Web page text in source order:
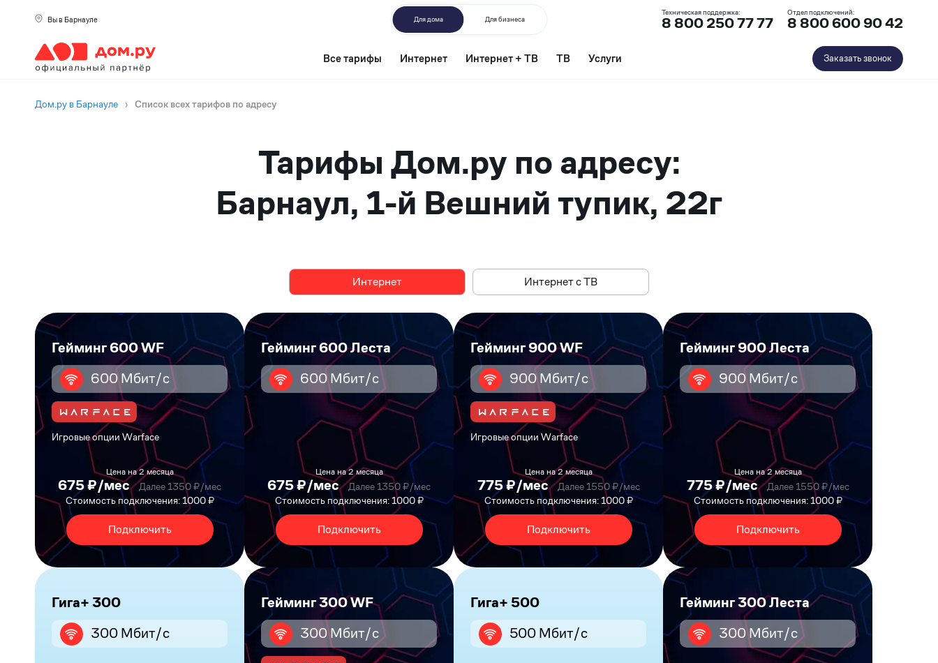
Вы в Барнауле Для дома Для бизнеса
Техническая поддержка:
8 800 250 77 77
Отдел подключений:
8 800 600 90 42
Все тарифы Интернет Интернет + ТВ ТВ Услуги Заказать звонок
Дом.ру в Барнауле › Список всех тарифов по адресу
Тарифы Дом.ру по адресу:
Барнаул, 1-й Вешний тупик, 22г
Интернет
Интернет Интернет с ТВ
Гейминг 600 WF
600 Мбит/с
Игровые опции Warface
Цена на 2 месяца
675 ₽/мес
Далее 1350 ₽/мес
Стоимость подключения: 1000 ₽
Подключить
Гейминг 600 Леста
600 Мбит/с
Цена на 2 месяца
675 ₽/мес
Далее 1350 ₽/мес
Стоимость подключения: 1000 ₽
Подключить
Гейминг 900 WF
900 Мбит/с
Игровые опции Warface
Цена на 2 месяца
775 ₽/мес
Далее 1550 ₽/мес
Стоимость подключения: 1000 ₽
Подключить
Гейминг 900 Леста
900 Мбит/с
Цена на 2 месяца
775 ₽/мес
Далее 1550 ₽/мес
Стоимость подключения: 1000 ₽
Подключить
Гига+ 300
300 Мбит/с
Гейминг 300 WF
300 Мбит/с
Гига+ 500
500 Мбит/с
Гейминг 300 Леста
300 Мбит/с